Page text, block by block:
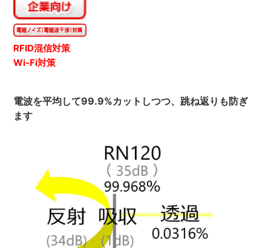
RFID混信対策
Wi-Fi対策
電波を平均して99.9%カットしつつ、跳ね返りも防ぎ
ます